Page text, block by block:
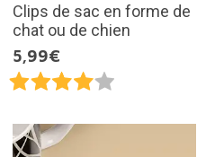
Clips de sac en forme de
chat ou de chien
5,99€